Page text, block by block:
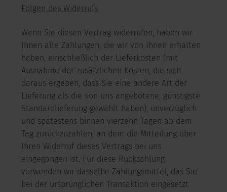
Folgen des Widerrufs
Wenn Sie diesen Vertrag widerrufen, haben wir
Ihnen alle Zahlungen, die wir von Ihnen erhalten
haben, einschließlich der Lieferkosten (mit
Ausnahme der zusätzlichen Kosten, die sich
daraus ergeben, dass Sie eine andere Art der
Lieferung als die von uns angebotene, günstigste
Standardlieferung gewählt haben), unverzüglich
und spätestens binnen vierzehn Tagen ab dem
Tag zurückzuzahlen, an dem die Mitteilung über
Ihren Widerruf dieses Vertrags bei uns
eingegangen ist. Für diese Rückzahlung
verwenden wir dasselbe Zahlungsmittel, das Sie
bei der ursprünglichen Transaktion eingesetzt